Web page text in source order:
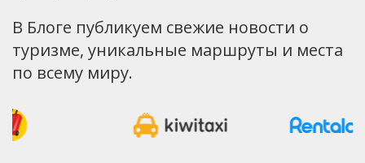
В Блоге публикуем свежие новости о
туризме, уникальные маршруты и места
по всему миру.